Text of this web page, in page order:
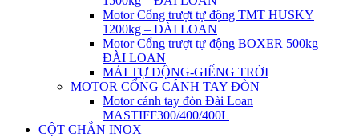
Motor Cổng trượt tự động TMT HUSKY
1200kg – ĐÀI LOAN
Motor Cổng trượt tự động BOXER 500kg –
ĐÀI LOAN
MÁI TỰ ĐỘNG-GIẾNG TRỜI
MOTOR CỔNG CÁNH TAY ĐÒN
Motor cánh tay đòn Đài Loan
MASTIFF300/400/400L
CỘT CHẮN INOX